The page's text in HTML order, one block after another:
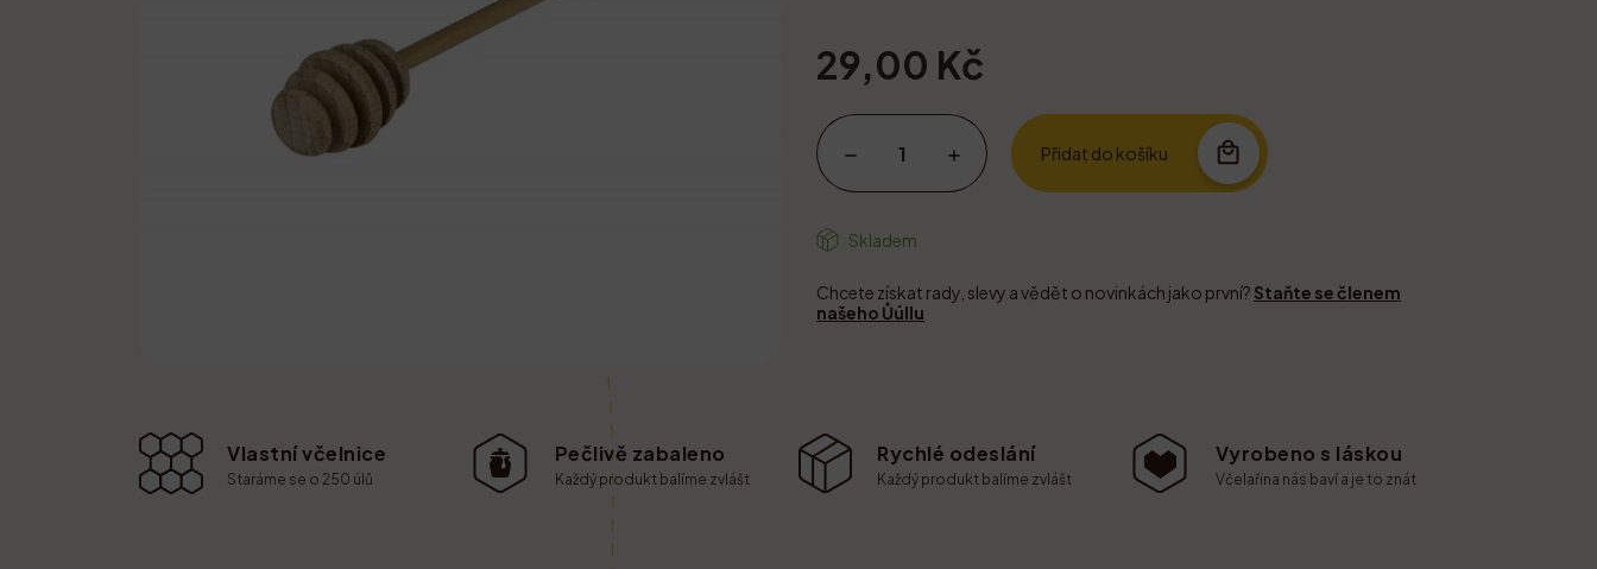
29,00 Kč
Přidat do košíku
Skladem
Chcete získat rady, slevy a vědět o novinkách jako první? Staňte se členem
našeho Ůúllu
Vlastní včelnice
Staráme se o 250 úlů
Pečlivě zabaleno
Každý produkt balíme zvlášt
Rychlé odeslání
Každý produkt balíme zvlášt
Vyrobeno s láskou
Včelařina nás baví a je to znát